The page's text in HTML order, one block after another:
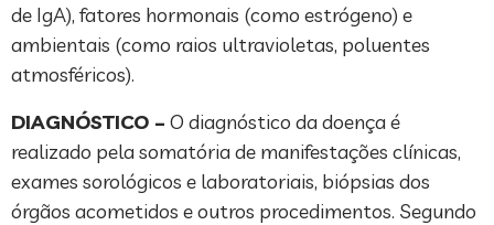
de IgA), fatores hormonais (como estrógeno) e
ambientais (como raios ultravioletas, poluentes
atmosféricos).
DIAGNÓSTICO – O diagnóstico da doença é
realizado pela somatória de manifestações clínicas,
exames sorológicos e laboratoriais, biópsias dos
órgãos acometidos e outros procedimentos. Segundo